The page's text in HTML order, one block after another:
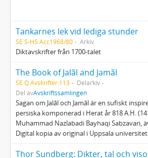
Tankarnes lek vid lediga stunder
SE S-HS Acc1968/80 Arkiv
Diktavskrifter från 1700-talet
The Book of Jalãl and Jamãl
SE Q Avskrifter:113
Delarkiv
Del avAvskriftssamlingen
Sagan om Jalāl och Jamāl är en sufiskt
persiska komponerad i Herat år 818 A.H.
Muhammad Nazlabadi Bayhaqi Sabzavari,
Digital kopia av original i Uppsala
Thor Sundberg: Dikter, tal och